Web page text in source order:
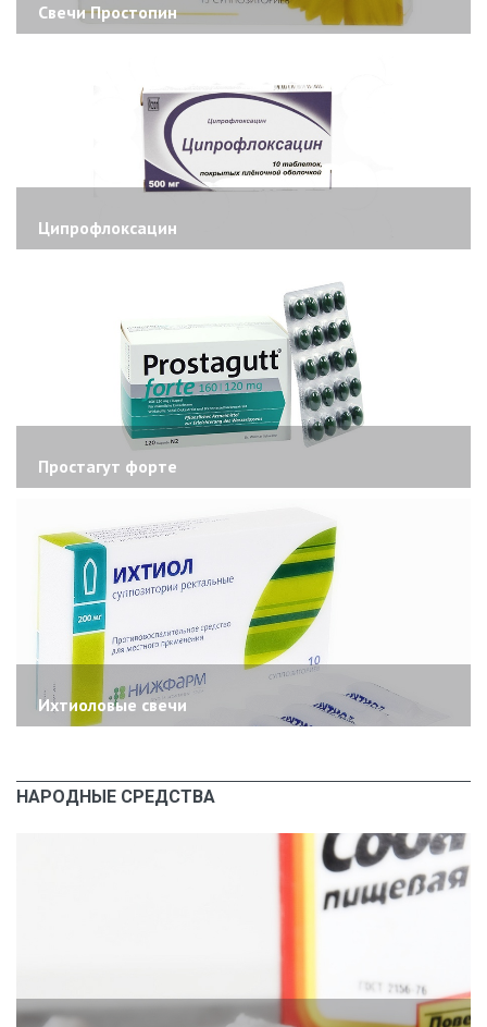
Свечи Простопин
Ципрофлоксацин
Простагут форте
Ихтиоловые свечи
НАРОДНЫЕ СРЕДСТВА